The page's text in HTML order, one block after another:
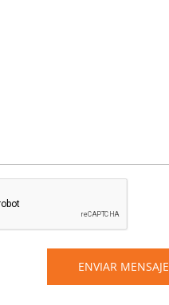
ENVIAR MENSAJE